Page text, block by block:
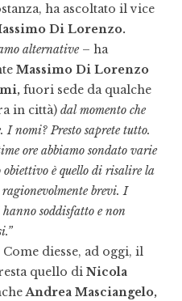
ha ascoltato il vice
Di Lorenzo.
alternative– ha
Massimo Di Lorenzo
fuori sede da qualche
in città) dal momento che
nomi? Presto saprete tutto.
ore abbiamo sondato varie
obiettivo è quello di risalire la
brevi. I
soddisfatto e non
diesse, ad oggi, il
quello di Nicola
Andrea Masciangelo,